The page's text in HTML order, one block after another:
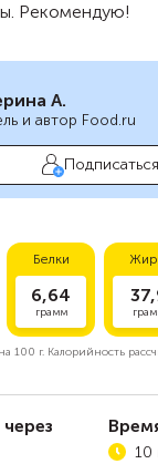
Рекомендую!
А.
и автор Food.ru
Подписаться
Белки
6,64
грамм
100 г.Калорийность
10